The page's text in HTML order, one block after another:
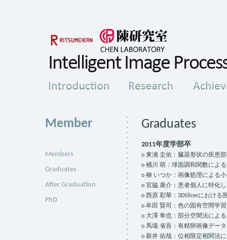
Member
Members
Graduates
After Graduation
PhD
Graduates
2011年度学部卒
o 東浦 圭佑：臓器形状の疾患
o 桶川 萌：球面調和関数によ
o 柳 いつか：画像処理による
o 宮脇 康介：患者個人に特化
o 西原 彩華：3DSlicerにおける
o 牟田 賢司：色の固有空間学
o 大澤 隼也：部分空間法によ
o 馬場 省吾：有精卵画像デー
o 新井 佑哉：位相限定相関法